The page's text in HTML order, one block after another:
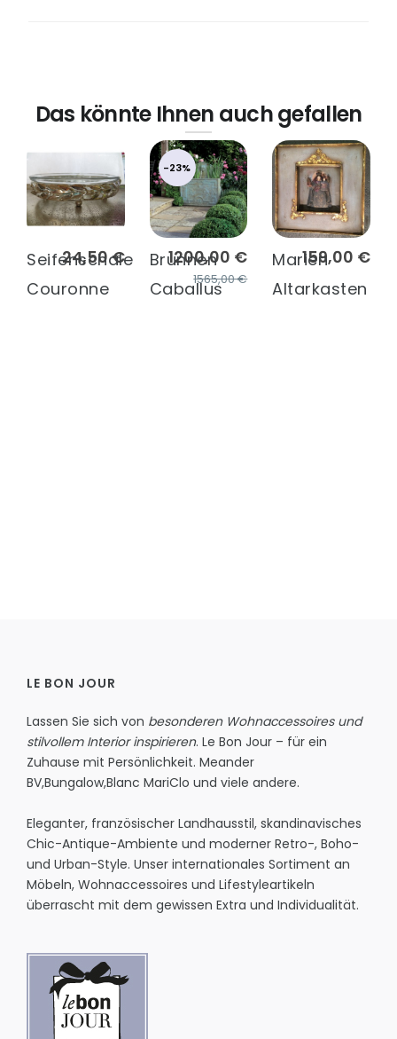
Das könnte Ihnen auch gefallen
24,50 €
Seifenschale
Couronne
-23%
1200,00 €
1565,00 €
Brunnen
Caballus
159,00 €
Marien
Altarkasten
LE BON JOUR
Lassen Sie sich von besonderen Wohnaccessoires und
stilvollem Interior inspirieren. Le Bon Jour – für ein
Zuhause mit Persönlichkeit. Meander
BV,Bungalow,Blanc MariClo und viele andere.
Eleganter, französischer Landhausstil, skandinavisches
Chic-Antique-Ambiente und moderner Retro-, Boho-
und Urban-Style. Unser internationales Sortiment an
Möbeln, Wohnaccessoires und Lifestyleartikeln
überrascht mit dem gewissen Extra und Individualität.